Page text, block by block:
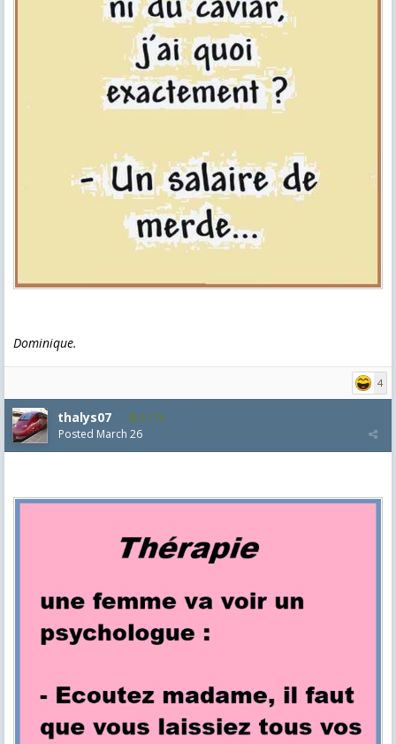
Dominique.
4
thalys07 8,174
Posted March 26